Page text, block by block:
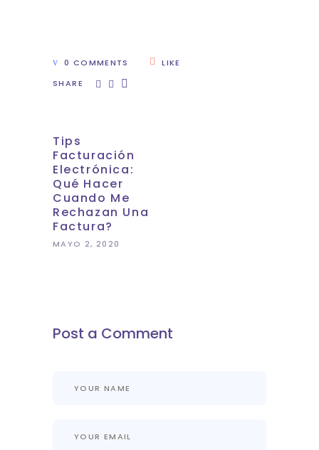
0 COMMENTS
LIKE
SHARE
Tips
Facturación
Electrónica:
Qué Hacer
Cuando Me
Rechazan Una
Factura?
MAYO 2, 2020
Post a Comment